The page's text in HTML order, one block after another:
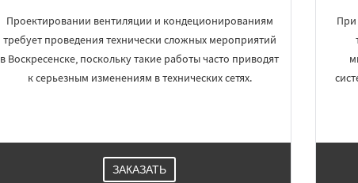
Проектировании вентиляции и кондеционированиям
требует проведения технически сложных мероприятий
в Воскресенске, поскольку такие работы часто приводят
к серьезным изменениям в технических сетях.
ЗАКАЗАТЬ
При